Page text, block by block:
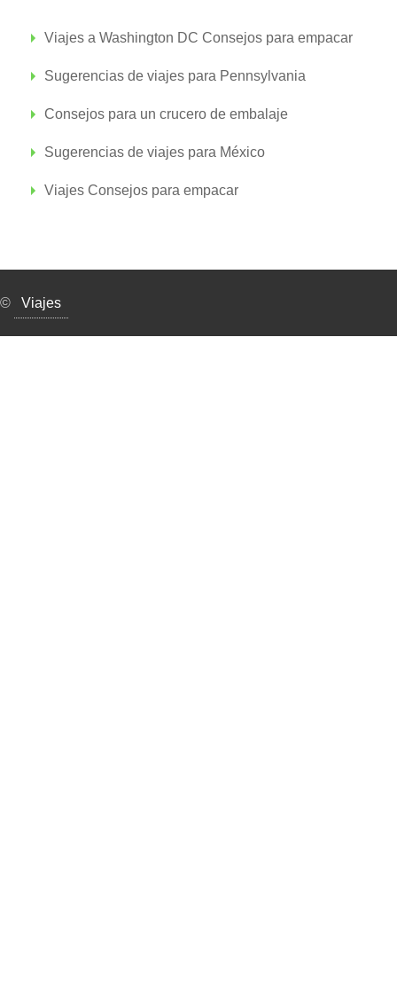
Viajes a Washington DC Consejos para empacar
Sugerencias de viajes para Pennsylvania
Consejos para un crucero de embalaje
Sugerencias de viajes para México
Viajes Consejos para empacar
© Viajes